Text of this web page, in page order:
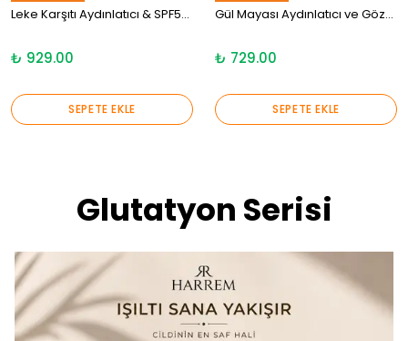
Leke Karşıtı Aydınlatıcı & SPF50+ Yüksek Koruma, Gül Mayası Özlü, Nemlendirici Güneş Kremi 50ml
₺ 929.00
SEPETE EKLE
Gül Mayası Aydınlatıcı ve Gözenek Sıkılaştırıcı Tonik
₺ 729.00
SEPETE EKLE
Glutatyon Serisi